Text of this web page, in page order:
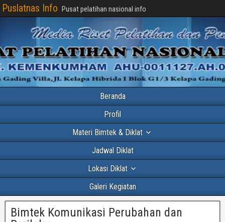
Puslatnas Info Pusat pelatihan nasional info
Beranda
Profil
Materi Bimtek & Diklat
Jadwal Diklat
Lokasi Diklat
Galeri Kegiatan
Bimtek Komunikasi Perubahan dan